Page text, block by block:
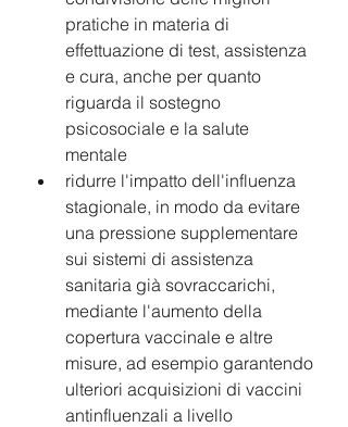
pratiche in materia di
effettuazione di test, assistenza
e cura, anche per quanto
riguarda il sostegno
psicosociale e la salute
mentale
ridurre l'impatto dell'influenza
stagionale, in modo da evitare
una pressione supplementare
sui sistemi di assistenza
sanitaria già sovraccarichi,
mediante l'aumento della
copertura vaccinale e altre
misure, ad esempio garantendo
ulteriori acquisizioni di vaccini
antinfluenzali a livello